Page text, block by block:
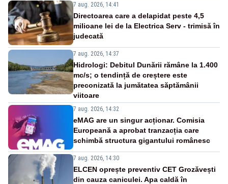
7 aug. 2026, 14:41
Directoarea care a delapidat peste 4,5
milioane lei de la Electrica Serv - trimisă în
judecată
7 aug. 2026, 14:37
Hidrologi: Debitul Dunării rămâne la 1.400
mc/s; o tendință de creștere este
preconizată la jumătatea săptămânii
viitoare
7 aug. 2026, 14:32
eMAG are un singur acționar. Comisia
Europeană a aprobat tranzacția care
schimbă structura gigantului românesc
7 aug. 2026, 14:30
ELCEN oprește preventiv CET Grozăvești
din cauza caniculei. Apa caldă în